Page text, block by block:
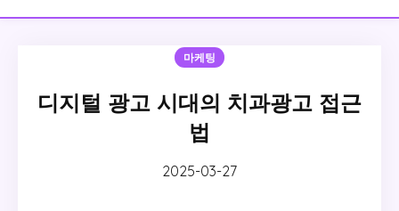
마케팅
디지털 광고 시대의 치과광고 접근
법
2025-03-27